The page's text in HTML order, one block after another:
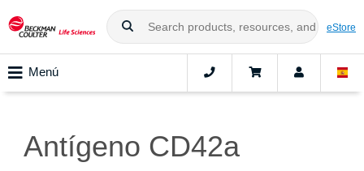
eStore
Menú
Antígeno CD42a